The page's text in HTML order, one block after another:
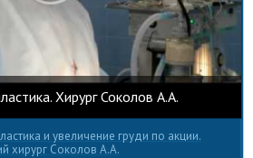
Хирург Соколов А.А.
и увеличение груди по акции.
хирург Соколов А.А.